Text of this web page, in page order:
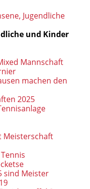
Jugendliche
und Kinder
Mannschaft
machen den
2025
Meisterschaft
sind Meister